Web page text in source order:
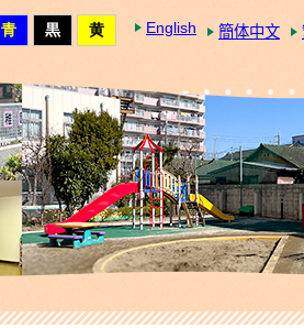
English 簡体中文